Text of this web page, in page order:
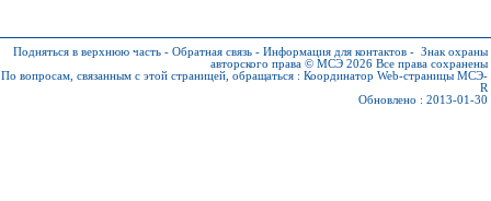
Подняться в верхнюю часть - Обратная связь - Информация для контактов - Знак охраны
авторского права © МСЭ 2026 Все права сохранены
По вопросам, связанным с этой страницей, обращаться : Координатор Web-страницы МСЭ-
R
Обновлено : 2013-01-30